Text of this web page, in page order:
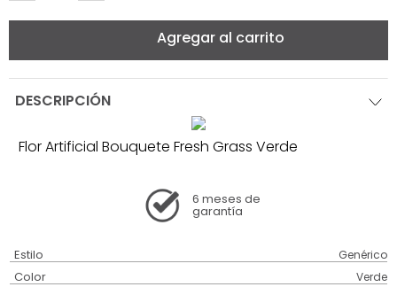
Agregar al carrito
DESCRIPCIÓN
Flor Artificial Bouquete Fresh Grass Verde
6 meses de
garantía
Estilo Genérico
Color Verde